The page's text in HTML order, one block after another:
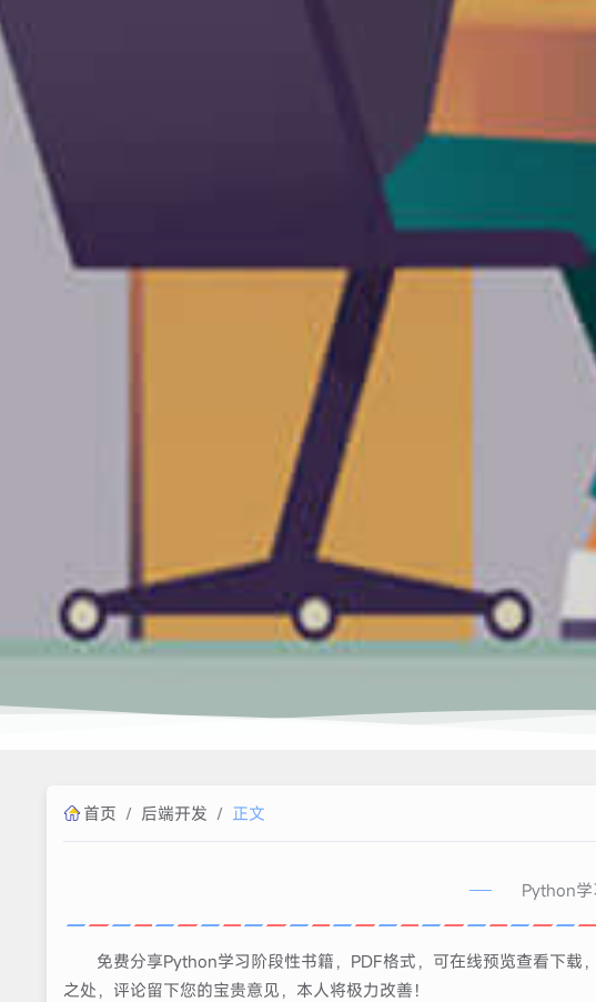
首页 / 后端开发 / 正文
Python
免费分享Python学习阶段性书籍，PDF格式，可在线预览查看下载
之处，评论留下您的宝贵意见，本人将极力改善！